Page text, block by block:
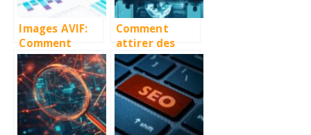
Images AVIF:
Comment
améliorer
votre SEO avec
ce nouveau
format
d’image
Comment
attirer des
clients « grand
compte » en
SEO ?